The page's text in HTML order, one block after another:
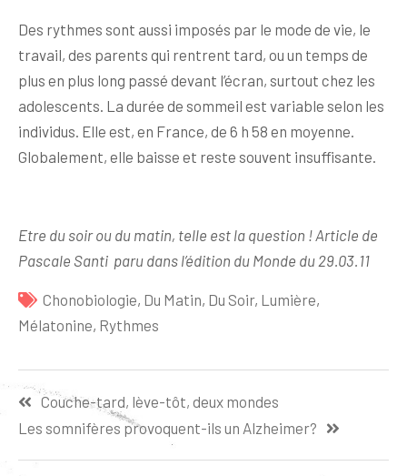
Des rythmes sont aussi imposés par le mode de vie, le
travail, des parents qui rentrent tard, ou un temps de
plus en plus long passé devant l’écran, surtout chez les
adolescents. La durée de sommeil est variable selon les
individus. Elle est, en France, de 6 h 58 en moyenne.
Globalement, elle baisse et reste souvent insuffisante.
Etre du soir ou du matin, telle est la question ! Article de
Pascale Santi paru dans l’édition du Monde du 29.03.11
Chonobiologie, Du Matin, Du Soir, Lumière,
Mélatonine, Rythmes
Navigation
Couche-tard, lève-tôt, deux mondes
Les somnifères provoquent-ils un Alzheimer?